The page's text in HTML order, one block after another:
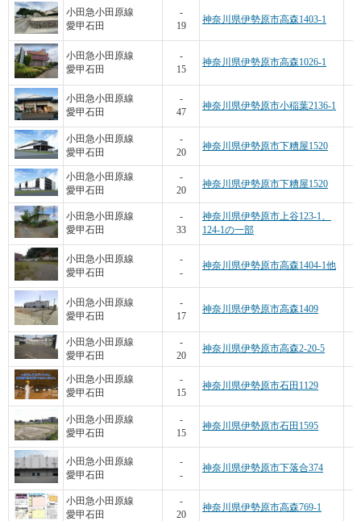
小田急小田原線
愛甲石田
-
19
神奈川県伊勢原市高森1403-1
小田急小田原線
愛甲石田
-
15
神奈川県伊勢原市高森1026-1
小田急小田原線
愛甲石田
-
47
神奈川県伊勢原市小稲葉2136-1
小田急小田原線
愛甲石田
-
20
神奈川県伊勢原市下糟屋1520
小田急小田原線
愛甲石田
-
20
神奈川県伊勢原市下糟屋1520
小田急小田原線
愛甲石田
-
33
神奈川県伊勢原市上谷123-1、
124-1の一部
小田急小田原線
愛甲石田
-
-
神奈川県伊勢原市高森1404-1他
小田急小田原線
愛甲石田
-
17
神奈川県伊勢原市高森1409
小田急小田原線
愛甲石田
-
20
神奈川県伊勢原市高森2-20-5
小田急小田原線
愛甲石田
-
15
神奈川県伊勢原市石田1129
小田急小田原線
愛甲石田
-
15
神奈川県伊勢原市石田1595
小田急小田原線
愛甲石田
-
-
神奈川県伊勢原市下落合374
小田急小田原線
愛甲石田
-
20
神奈川県伊勢原市高森769-1